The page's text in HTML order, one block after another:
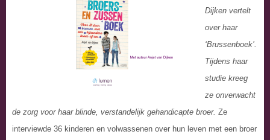
Dijken vertelt
over haar
‘Brussenboek’.
Tijdens haar
studie kreeg
ze onverwacht
de zorg voor haar blinde, verstandelijk gehandicapte broer. Ze
interviewde 36 kinderen en volwassenen over hun leven met een broer